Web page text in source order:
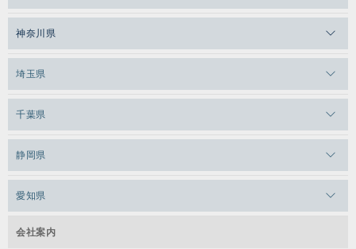
メガロスルフレ恵比寿
メガロス日比谷シャンテ
メガロス白金台
メガロス田端
メガロスキッズ錦糸町
メガロス葛飾
メガロス三鷹
メガロスルフレ三鷹
メガロス武蔵小金井
メガロスルフレ武蔵小金井
神奈川県
メガロス上永谷
メガロスルフレ上永谷
メガロス神奈川
メガロス日吉
メガロス綱島
埼玉県
メガロスルフレ草加
千葉県
メガロス本八幡
静岡県
愛知県
メガロステラッセ納屋橋
会社案内